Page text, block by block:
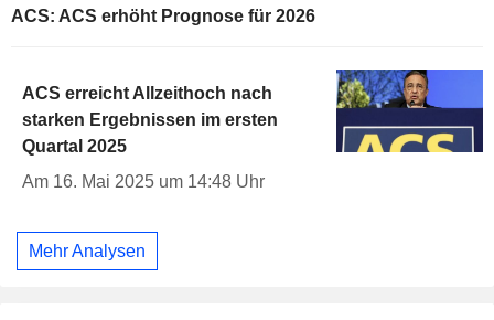
ACS: ACS erhöht Prognose für 2026
ACS erreicht Allzeithoch nach
starken Ergebnissen im ersten
Quartal 2025
Am 16. Mai 2025 um 14:48 Uhr
Mehr Analysen